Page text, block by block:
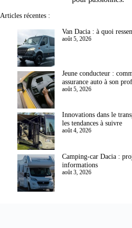
Articles récentes :
Van Dacia : à quoi
août 5, 2026
Jeune conducteur :
assurance auto à son
août 5, 2026
Innovations dans le
les tendances à suivre
août 4, 2026
Camping-car Dacia :
informations
août 3, 2026